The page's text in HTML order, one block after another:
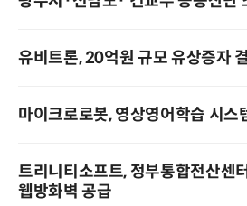
유비트론, 20억원 규모 유상증자
마이크로로봇, 영상영어학습 시스
트리니티소프트, 정부통합전산센
웹방화벽 공급